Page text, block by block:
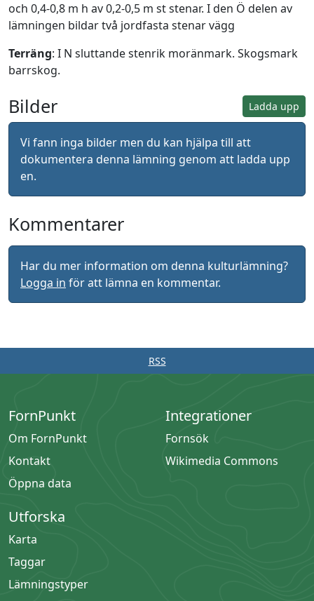
och 0,4-0,8 m h av 0,2-0,5 m st stenar. I den Ö delen av
lämningen bildar två jordfasta stenar vägg
Terräng: I N sluttande stenrik moränmark. Skogsmark
barrskog.
Ladda upp
Bilder
Vi fann inga bilder men du kan hjälpa till att
dokumentera denna lämning genom att ladda upp
en.
Kommentarer
Har du mer information om denna kulturlämning?
Logga in för att lämna en kommentar.
RSS
FornPunkt
Om FornPunkt
Kontakt
Öppna data
Integrationer
Fornsök
Wikimedia Commons
Utforska
Karta
Taggar
Lämningstyper